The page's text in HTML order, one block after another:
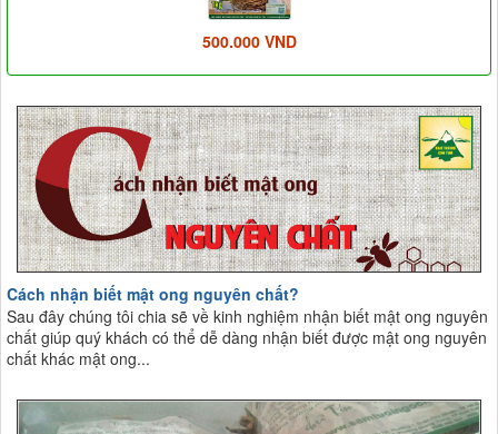
500.000 VND
Cách nhận biết mật ong nguyên chất?
Sau đây chúng tôi chia sẽ về kinh nghiệm nhận biết mật ong nguyên
chất giúp quý khách có thể dễ dàng nhận biết được mật ong nguyên
chất khác mật ong...